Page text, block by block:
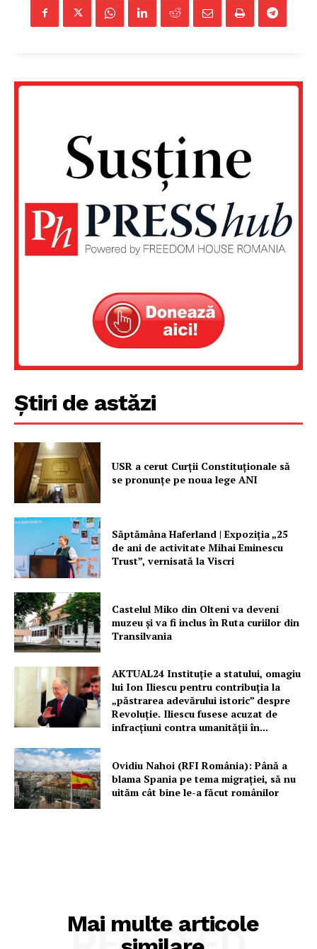
Un proiect
FREEDOM HOUSE ROMÂNIA
PRESShub
Despre noi / Echipa
Proiecte editoriale
Știri de astăzi
USR a cerut Curții Constituționale să
se pronunțe pe noua lege ANI
Săptămâna Haferland | Expoziţia „25
de ani de activitate Mihai Eminescu
Trust”, vernisată la Viscri
Castelul Miko din Olteni va deveni
muzeu şi va fi inclus în Ruta curiilor din
Transilvania
AKTUAL24 Instituție a statului, omagiu
lui Ion Iliescu pentru contribuția la
„păstrarea adevărului istoric” despre
Revoluție. Iliescu fusese acuzat de
infracțiuni contra umanității în...
Ovidiu Nahoi (RFI România): Până a
blama Spania pe tema migrației, să nu
uităm cât bine le-a făcut românilor
Mai multe articole